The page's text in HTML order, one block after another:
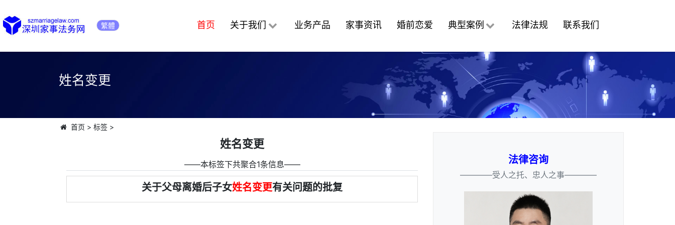
繁體 首页 关于我们 业务产品 家事资讯 婚前恋爱 典型案例 法律法规 联系我们
姓名变更
首页 > 标签>
姓名变更
――本标签下共聚合1条信息――
关于父母离婚后子女姓名变更有关问题的批复
法律咨询
————受人之托、忠人之事————